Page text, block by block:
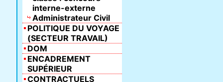
interne-externe
Administrateur Civil
POLITIQUE DU VOYAGE
(SECTEUR TRAVAIL)
DOM
ENCADREMENT
SUPÉRIEUR
CONTRACTUELS